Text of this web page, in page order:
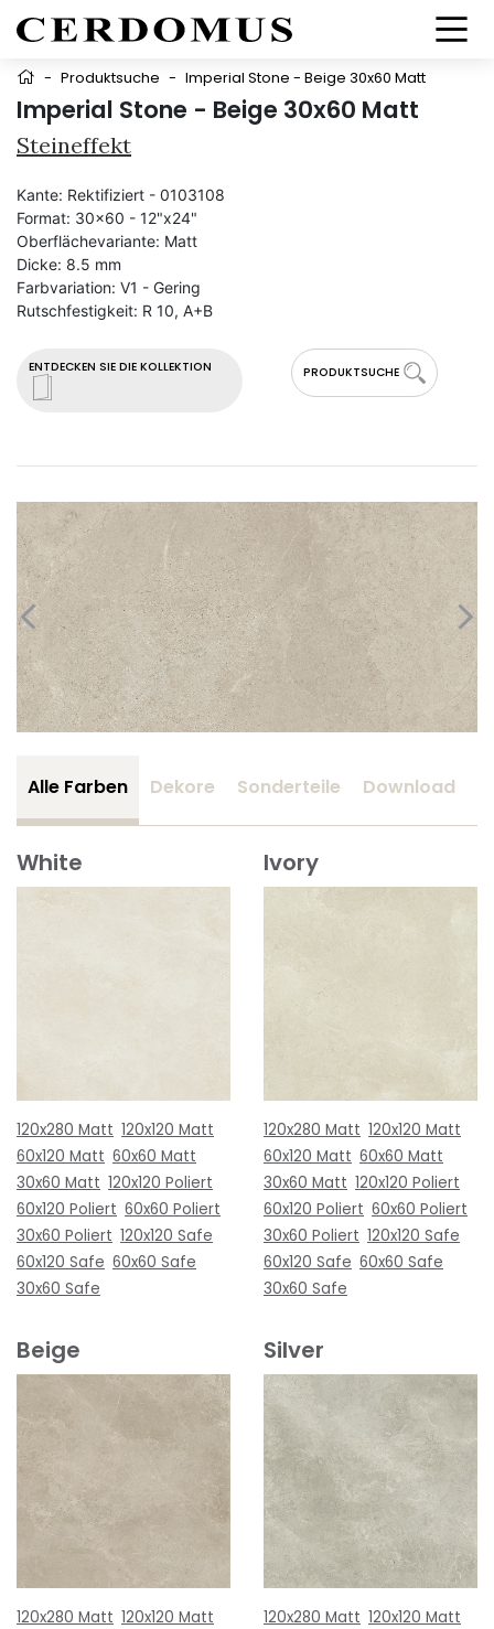
- Produktsuche - Imperial Stone - Beige 30x60 Matt
Imperial Stone - Beige 30x60 Matt
Steineffekt
ENTDECKEN SIE DIE KOLLEKTION PRODUKTSUCHE
Kante: Rektifiziert - 0103108
Format: 30x60 - 12"x24"
Oberflächevariante: Matt
Dicke: 8.5 mm
Farbvariation: V1 - Gering
Rutschfestigkeit: R 10, A+B
Alle Farben Dekore Sonderteile Download
White
120x280 Matt 120x120 Matt
60x120 Matt 60x60 Matt
30x60 Matt 120x120 Poliert
60x120 Poliert 60x60 Poliert
30x60 Poliert 120x120 Safe
60x120 Safe 60x60 Safe
30x60 Safe
Ivory
120x280 Matt 120x120 Matt
60x120 Matt 60x60 Matt
30x60 Matt 120x120 Poliert
60x120 Poliert 60x60 Poliert
30x60 Poliert 120x120 Safe
60x120 Safe 60x60 Safe
30x60 Safe
Beige
120x280 Matt 120x120 Matt
Silver
120x280 Matt 120x120 Matt